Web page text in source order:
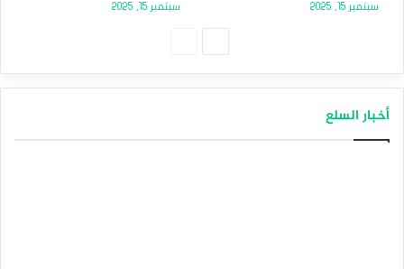
سبتمبر 15, 2025 سبتمبر 15, 2025
أخبار السلع